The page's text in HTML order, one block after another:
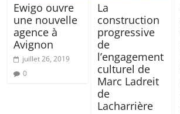
Ewigo ouvre
une nouvelle
agence à
Avignon
juillet 26, 2019
0
La
construction
progressive
de
l’engagement
culturel de
Marc Ladreit
de
Lacharrière